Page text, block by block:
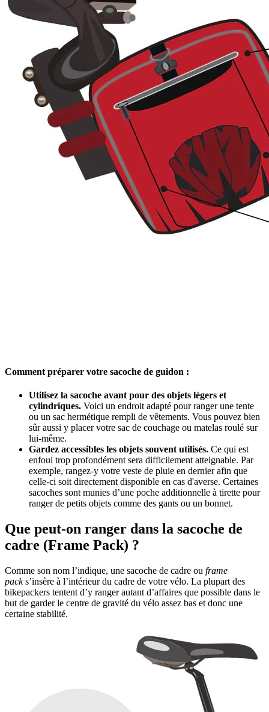
Comment préparer votre sacoche de guidon :
Utilisez la sacoche avant pour des objets légers et
cylindriques. Voici un endroit adapté pour ranger une tente
ou un sac hermétique rempli de vêtements. Vous pouvez bien
sûr aussi y placer votre sac de couchage ou matelas roulé sur
lui-même.
Gardez accessibles les objets souvent utilisés. Ce qui est
enfoui trop profondément sera difficilement atteignable. Par
exemple, rangez-y votre veste de pluie en dernier afin que
celle-ci soit directement disponible en cas d'averse. Certaines
sacoches sont munies d’une poche additionnelle à tirette pour
ranger de petits objets comme des gants ou un bonnet.
Que peut-on ranger dans la sacoche de
cadre (Frame Pack) ?
Comme son nom l’indique, une sacoche de cadre ou frame
packs’insère à l’intérieur du cadre de votre vélo. La plupart des
bikepackers tentent d’y ranger autant d’affaires que possible dans le
but de garder le centre de gravité du vélo assez bas et donc une
certaine stabilité.